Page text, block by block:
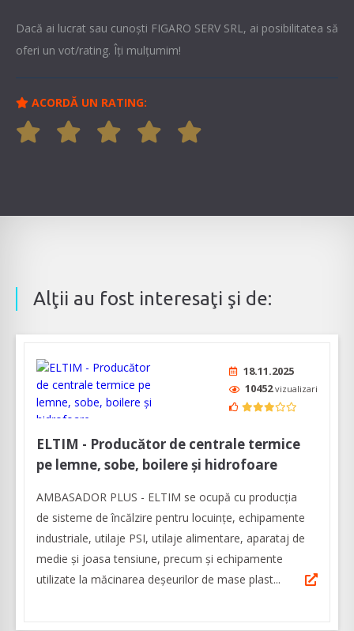
Dacă ai lucrat sau cunoşti FIGARO SERV SRL, ai posibilitatea să
oferi un vot/rating. Îți mulțumim!
ACORDĂ UN RATING:
Alţii au fost interesaţi şi de:
18.11.2025
10452vizualizari
ELTIM - Producător de centrale termice
pe lemne, sobe, boilere și hidrofoare
AMBASADOR PLUS - ELTIM se ocupă cu producția
de sisteme de încălzire pentru locuințe, echipamente
industriale, utilaje PSI, utilaje alimentare, aparataj de
medie şi joasa tensiune, precum şi echipamente
utilizate la măcinarea deşeurilor de mase plast...